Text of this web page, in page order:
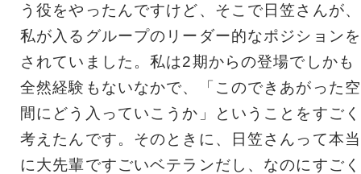
う役をやったんですけど、そこで日笠さんが、
私が入るグループのリーダー的なポジションを
されていました。私は2期からの登場でしかも
全然経験もないなかで、「このできあがった空
間にどう入っていこうか」ということをすごく
考えたんです。そのときに、日笠さんって本当
に大先輩ですごいベテランだし、なのにすごく